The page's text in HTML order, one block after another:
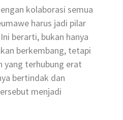
kolaborasi semua
harus jadi pilar
berarti, bukan hanya
berkembang, tetapi
yang terhubung erat
bertindak dan
menjadi